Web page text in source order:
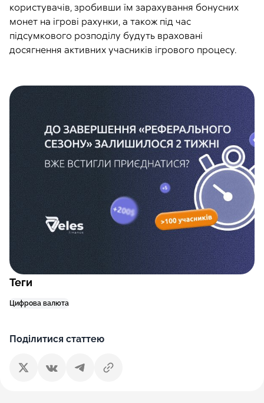
користувачів, зробивши їм зарахування бонусних
монет на ігрові рахунки, а також під час
підсумкового розподілу будуть враховані
досягнення активних учасників ігрового процесу.
Теги
Цифрова валюта
Поділитися статтею